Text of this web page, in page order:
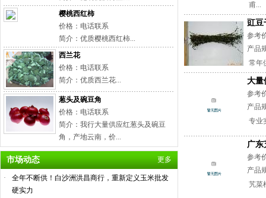
樱桃西红柿
价格：电话联系
简介：优质樱桃西红柿...
西兰花
价格：电话联系
简介：优质西兰花...
葱头及碗豆角
价格：电话联系
简介：我行大量供应红葱头及碗豆
角，产地云南，价...
市场动态 更多
·
全年不断供！白沙洲洪昌商行，重新定义玉米批发
硬实力
甫...
豇豆
参考
产品
常年
大量
参考
产品
专业
广东
参考
产品
艽菜